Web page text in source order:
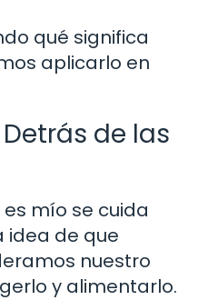
qué significa
aplicarlo en
de las
es mío se cuida
idea de que
nuestro
y alimentarlo.